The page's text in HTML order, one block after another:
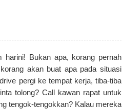
harini! Bukan apa, korang pernah
akan buat apa pada situasi
pergi ke tempat kerja, tiba-tiba
tolong? Call kawan rapat untuk
tengok-tengokkan? Kalau mereka